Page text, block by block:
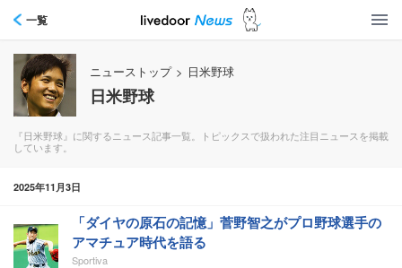
一覧
ニューストップ > 日米野球
日米野球
『日米野球』に関するニュース記事一覧。トピックスで扱われた注目ニュースを掲載
しています。
2025年11月3日
「ダイヤの原石の記憶」菅野智之がプロ野球選手の
アマチュア時代を語る
Sportiva